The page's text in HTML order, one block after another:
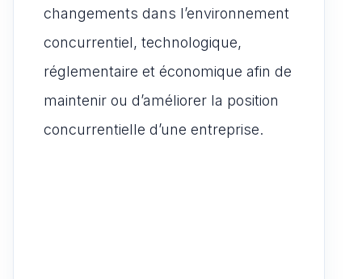
changements dans l’environnement
concurrentiel, technologique,
réglementaire et économique afin de
maintenir ou d’améliorer la position
concurrentielle d’une entreprise.